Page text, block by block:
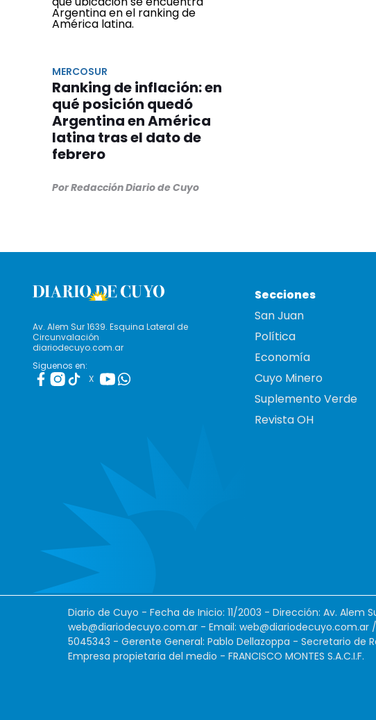
MERCOSUR
Ranking de inflación: en
qué posición quedó
Argentina en América
latina tras el dato de
febrero
Por Redacción Diario de Cuyo
Av. Alem Sur 1639. Esquina Lateral de
Circunvalación
diariodecuyo.com.ar
Siguenos en:
X
Secciones
San Juan
Política
Economía
Cuyo Minero
Suplemento Verde
Revista OH
Diario de Cuyo - Fecha de Inicio: 11/2003 - Dirección: Av. Alem
web@diariodecuyo.com.ar - Email: web@diariodecuyo.com.ar /
5045343 - Gerente General: Pablo Dellazoppa - Secretario de
Empresa propietaria del medio - FRANCISCO MONTES S.A.C.I.F.